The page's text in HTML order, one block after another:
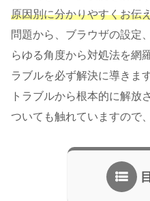
原因別に分かりやすくお伝
問題から、ブラウザの設定
らゆる角度から対処法を網
ラブルを必ず解決に導きま
トラブルから根本的に解放
ついても触れていますので